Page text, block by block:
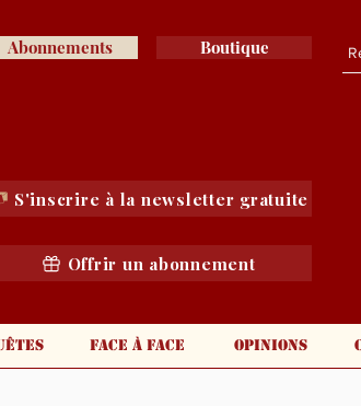
Abonnements Boutique
S'inscrire à la newsletter gratuite
Offrir un abonnement
Face à face Opinions